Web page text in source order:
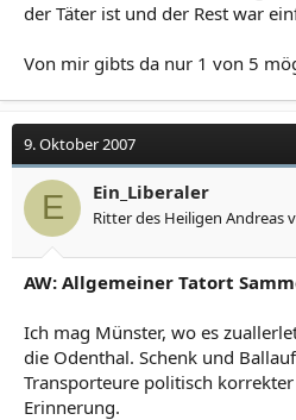
der Täter ist und der Rest war
Von mir gibts da nur 1 von 5
9. Oktober 2007
E Ein_Liberaler
Ritter des Heiligen Andreas
AW: Allgemeiner Tatort
Ich mag Münster, wo es
die Odenthal. Schenk und
Transporteure politisch
Erinnerung.